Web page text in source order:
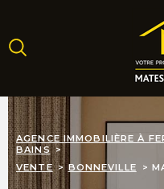
la
recherche
menu
principal
contenu
AGENCE IMMOBILIÈRE À
BAINS
VENTE
BONNEVILLE